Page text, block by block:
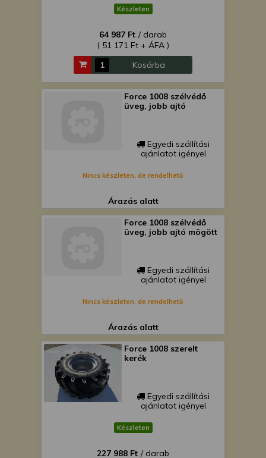
Készleten
64 987 Ft / darab
( 51 171 Ft + ÁFA )
Kosárba
Force 1008 szélvédő
üveg, jobb ajtó
Egyedi szállítási
ajánlatot igényel
Nincs készleten, de rendelhető
Árazás alatt
Force 1008 szélvédő
üveg, jobb ajtó mögött
Egyedi szállítási
ajánlatot igényel
Nincs készleten, de rendelhető
Árazás alatt
Force 1008 szerelt
kerék
Egyedi szállítási
ajánlatot igényel
Készleten
227 988 Ft / darab